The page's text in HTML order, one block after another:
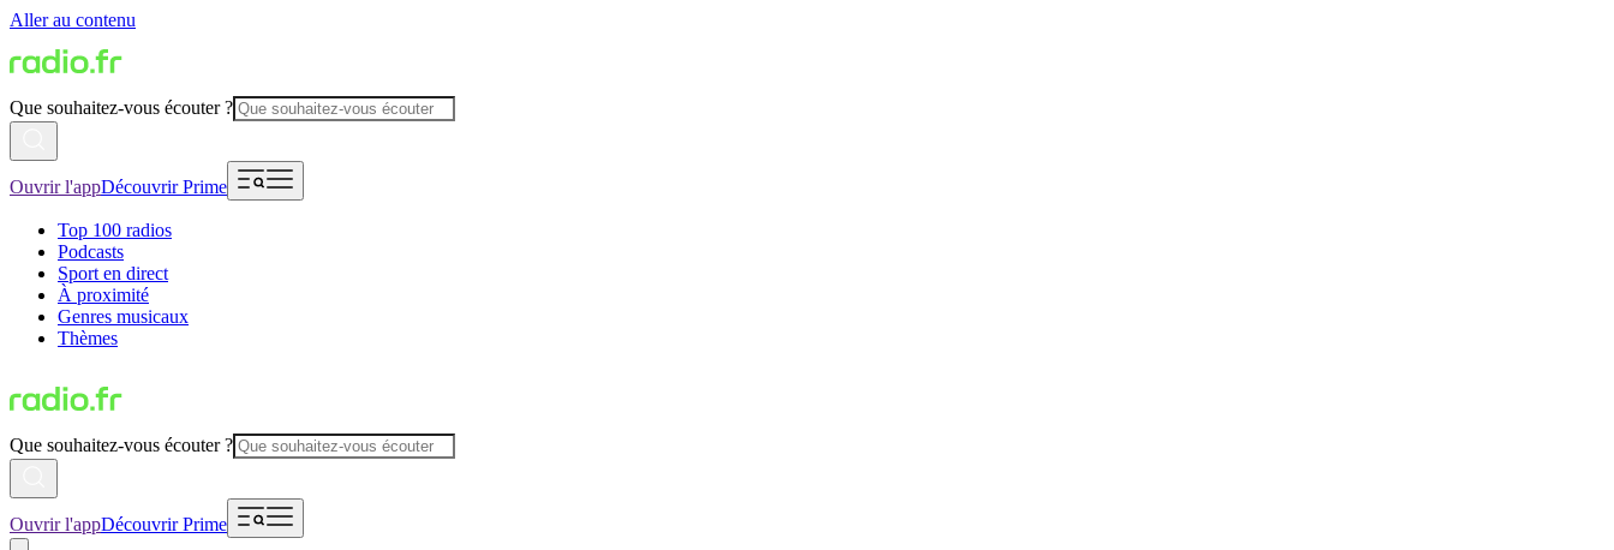
Aller au contenu
Que souhaitez-vous écouter ?
Ouvrir l'appDécouvrir Prime
Top 100 radios
Podcasts
Sport en direct
À proximité
Genres musicaux
Thèmes
Que souhaitez-vous écouter ?
Ouvrir l'appDécouvrir Prime